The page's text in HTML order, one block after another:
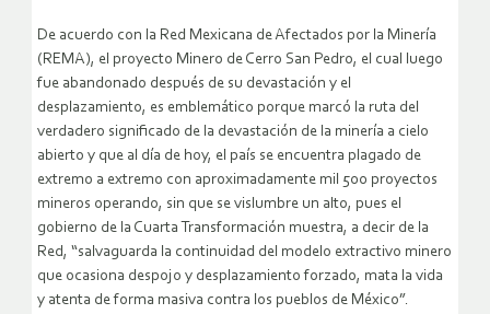
De acuerdo con la Red Mexicana de Afectados por la Minería
(REMA), el proyecto Minero de Cerro San Pedro, el cual luego
fue abandonado después de su devastación y el
desplazamiento, es emblemático porque marcó la ruta del
verdadero significado de la devastación de la minería a cielo
abierto y que al día de hoy, el país se encuentra plagado de
extremo a extremo con aproximadamente mil 500 proyectos
mineros operando, sin que se vislumbre un alto, pues el
gobierno de la Cuarta Transformación muestra, a decir de la
Red, “salvaguarda la continuidad del modelo extractivo minero
que ocasiona despojo y desplazamiento forzado, mata la vida
y atenta de forma masiva contra los pueblos de México”.